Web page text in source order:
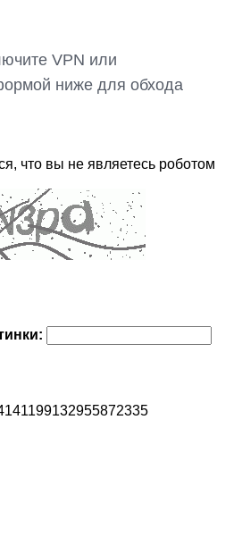
VPN или
ниже для обхода
что вы не являетесь роботом